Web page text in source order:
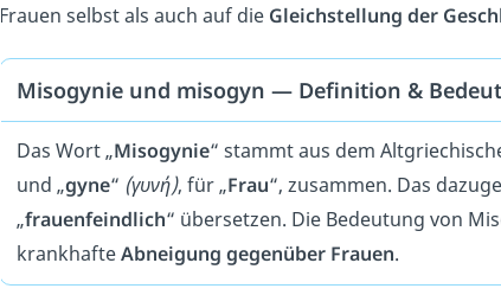
Frauen selbst als auch auf die Gleichstellung der
Misogynie und misogyn — Definition &
Das Wort „Misogynie“ stammt aus dem
und „gyne“ (γυνή), für „Frau“, zusammen. Das
„frauenfeindlich“ übersetzen. Die Bedeutung von
krankhafteAbneigung gegenüber Frauen.